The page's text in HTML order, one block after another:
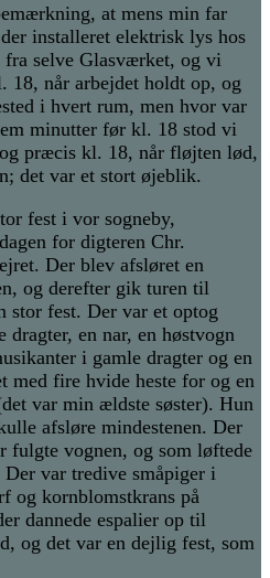
at mens min far
installeret elektrisk lys hos
selve Glasværket, og vi
når arbejdet holdt op, og
i hvert rum, men hvor var
minutter før kl. 18 stod vi
præcis kl. 18, når fløjten lød,
det var et stort øjeblik.
fest i vor sogneby,
for digteren Chr.
Der blev afsløret en
og derefter gik turen til
stor fest. Der var et optog
dragter, en nar, en høstvogn
i gamle dragter og en
med fire hvide heste for og en
var min ældste søster). Hun
afsløre mindestenen. Der
fulgte vognen, og som løftede
var tredive småpiger i
og kornblomstkrans på
dannede espalier op til
og det var en dejlig fest, som